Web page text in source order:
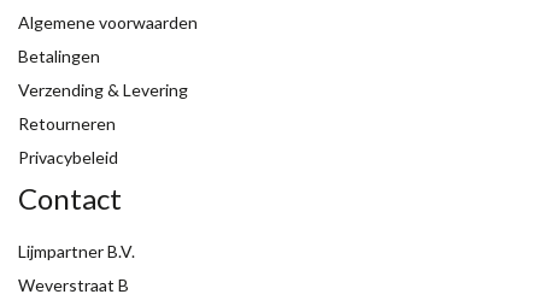
Algemene voorwaarden
Betalingen
Verzending & Levering
Retourneren
Privacybeleid
Contact
Lijmpartner B.V.
Weverstraat B